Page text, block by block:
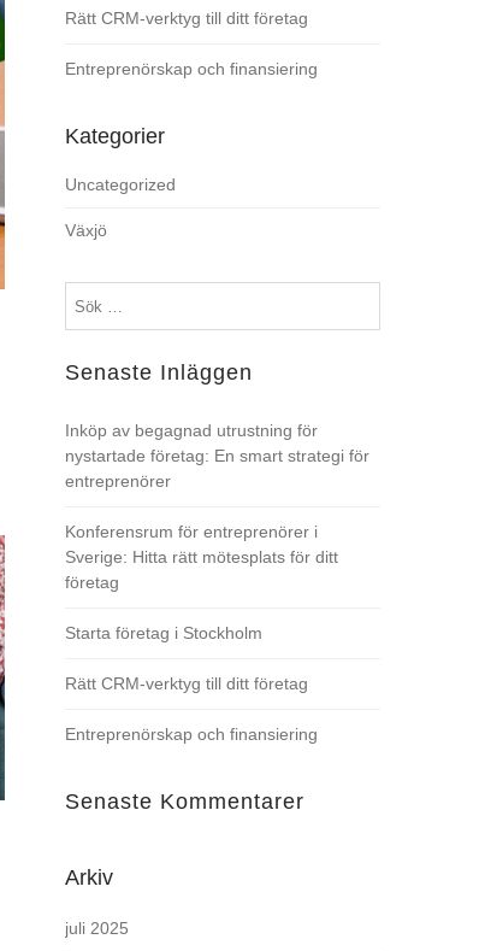
Rätt CRM-verktyg till ditt företag
Entreprenörskap och finansiering
Kategorier
Uncategorized
Växjö
Senaste Inläggen
Inköp av begagnad utrustning för
nystartade företag: En smart strategi för
entreprenörer
Konferensrum för entreprenörer i
Sverige: Hitta rätt mötesplats för ditt
företag
Starta företag i Stockholm
Rätt CRM-verktyg till ditt företag
Entreprenörskap och finansiering
Senaste Kommentarer
Arkiv
juli 2025